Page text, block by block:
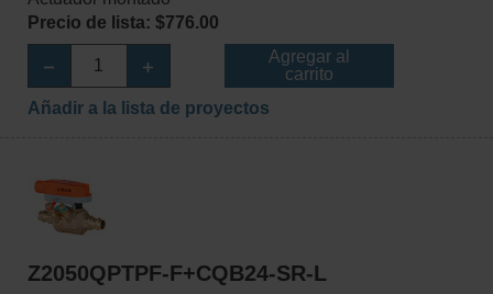
Precio de lista: $776.00
Agregar al
carrito
Añadir a la lista de proyectos
Z2050QPTPF-F+CQB24-SR-L